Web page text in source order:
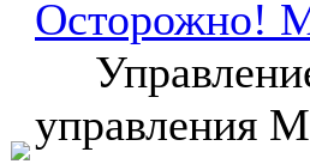
Осторожно!
управления